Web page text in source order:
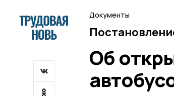
Документы
Об